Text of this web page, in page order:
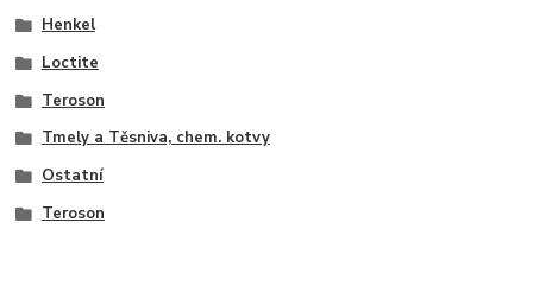
Henkel
Loctite
Teroson
Tmely a Těsniva, chem. kotvy
Ostatní
Teroson